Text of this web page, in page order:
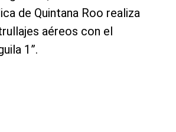
de Quintana Roo realiza
aéreos con el
1”.